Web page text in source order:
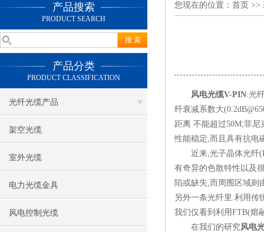
产品搜索
PRODUCT SEARCH
产品分类
PRODUCT CLASSIFICATION
光纤光缆产品
架空光缆
室外光缆
电力光缆金具
风电控制光缆
您现在的位置： 首页 >>
风电光缆V-PIN:光
纤衰减系数大
距离 不能超过50M;菲
性能稳定,而且具有抗电
近来,光子晶体光纤
有奇异的色散特性以及
陷或缺失,而周围区域则
另外一条光纤里.利用传
我们仅看到利用FTB(熔
在我们的研究风电